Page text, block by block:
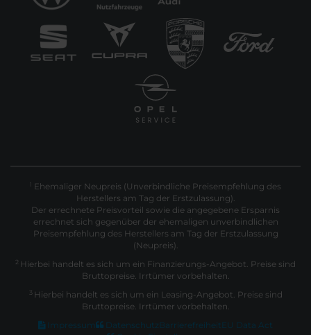
1 Ehemaliger Neupreis (Unverbindliche Preisempfehlung des
Herstellers am Tag der Erstzulassung).
Der errechnete Preisvorteil sowie die angegebene Ersparnis
errechnet sich gegenüber der ehemaligen unverbindlichen
Preisempfehlung des Herstellers am Tag der Erstzulassung
(Neupreis).
2 Hierbei handelt es sich um ein Finanzierungs-Angebot. Preise sind
Bruttopreise. Irrtümer vorbehalten.
3 Hierbei handelt es sich um ein Leasing-Angebot. Preise sind
Bruttopreise. Irrtümer vorbehalten.
Impressum
Datenschutz Barrierefreiheit EU Data Act